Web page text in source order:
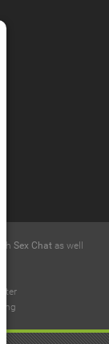
Sex Chatas well
Mettmanner